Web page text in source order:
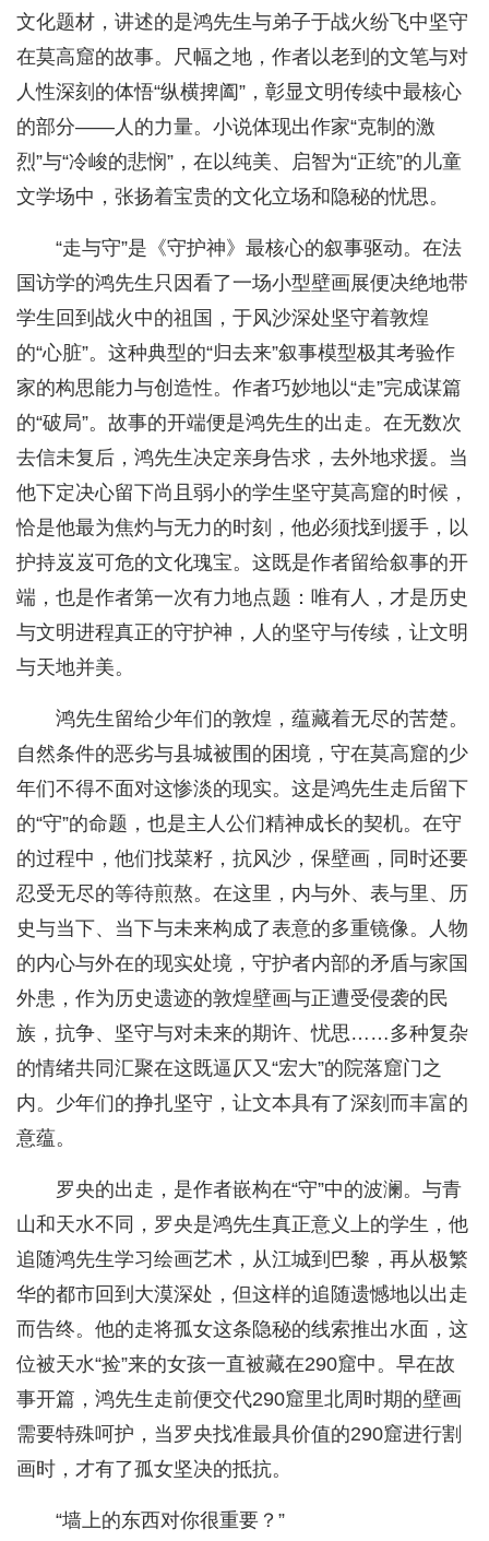
文化题材，讲述的是鸿先生与弟子于战火纷飞中坚守
在莫高窟的故事。尺幅之地，作者以老到的文笔与对
人性深刻的体悟“纵横捭阖”，彰显文明传续中最核心
的部分——人的力量。小说体现出作家“克制的激
烈”与“冷峻的悲悯”，在以纯美、启智为“正统”的儿童
文学场中，张扬着宝贵的文化立场和隐秘的忧思。
“走与守”是《守护神》最核心的叙事驱动。在法
国访学的鸿先生只因看了一场小型壁画展便决绝地带
学生回到战火中的祖国，于风沙深处坚守着敦煌
的“心脏”。这种典型的“归去来”叙事模型极其考验作
家的构思能力与创造性。作者巧妙地以“走”完成谋篇
的“破局”。故事的开端便是鸿先生的出走。在无数次
去信未复后，鸿先生决定亲身告求，去外地求援。当
他下定决心留下尚且弱小的学生坚守莫高窟的时候，
恰是他最为焦灼与无力的时刻，他必须找到援手，以
护持岌岌可危的文化瑰宝。这既是作者留给叙事的开
端，也是作者第一次有力地点题：唯有人，才是历史
与文明进程真正的守护神，人的坚守与传续，让文明
与天地并美。
鸿先生留给少年们的敦煌，蕴藏着无尽的苦楚。
自然条件的恶劣与县城被围的困境，守在莫高窟的少
年们不得不面对这惨淡的现实。这是鸿先生走后留下
的“守”的命题，也是主人公们精神成长的契机。在守
的过程中，他们找菜籽，抗风沙，保壁画，同时还要
忍受无尽的等待煎熬。在这里，内与外、表与里、历
史与当下、当下与未来构成了表意的多重镜像。人物
的内心与外在的现实处境，守护者内部的矛盾与家国
外患，作为历史遗迹的敦煌壁画与正遭受侵袭的民
族，抗争、坚守与对未来的期许、忧思……多种复杂
的情绪共同汇聚在这既逼仄又“宏大”的院落窟门之
内。少年们的挣扎坚守，让文本具有了深刻而丰富的
意蕴。
罗央的出走，是作者嵌构在“守”中的波澜。与青
山和天水不同，罗央是鸿先生真正意义上的学生，他
追随鸿先生学习绘画艺术，从江城到巴黎，再从极繁
华的都市回到大漠深处，但这样的追随遗憾地以出走
而告终。他的走将孤女这条隐秘的线索推出水面，这
位被天水“捡”来的女孩一直被藏在290窟中。早在故
事开篇，鸿先生走前便交代290窟里北周时期的壁画
需要特殊呵护，当罗央找准最具价值的290窟进行割
画时，才有了孤女坚决的抵抗。
“墙上的东西对你很重要？”